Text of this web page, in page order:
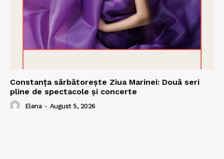
Constanța sărbătorește Ziua Marinei: Două seri
pline de spectacole și concerte
Elena - August 5, 2026